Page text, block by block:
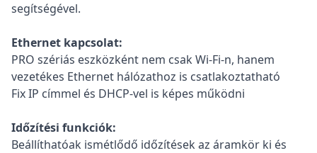
segítségével.
Ethernet kapcsolat:
PRO szériás eszközként nem csak Wi-Fi-n, hanem
vezetékes Ethernet hálózathoz is csatlakoztatható
Fix IP címmel és DHCP-vel is képes működni
Időzítési funkciók:
Beállíthatóak ismétlődő időzítések az áramkör ki és